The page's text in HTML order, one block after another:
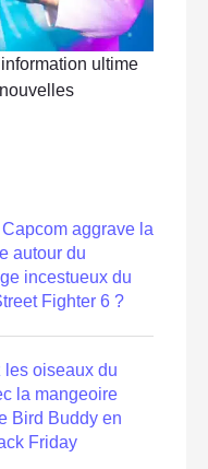
ultime
aggrave la
autour du
incestueux du
Fighter 6 ?
les oiseaux du
la mangeoire
Bird Buddy en
Friday